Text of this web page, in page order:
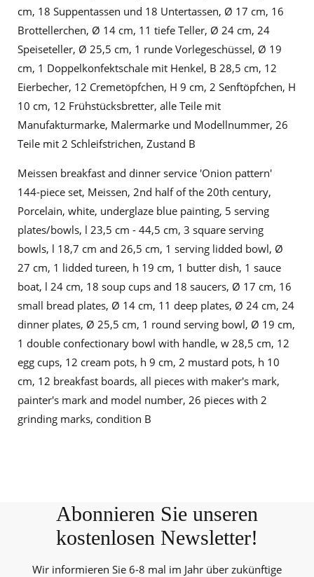
cm, 18 Suppentassen und 18 Untertassen, Ø 17 cm, 16
Brottellerchen, Ø 14 cm, 11 tiefe Teller, Ø 24 cm, 24
Speiseteller, Ø 25,5 cm, 1 runde Vorlegeschüssel, Ø 19
cm, 1 Doppelkonfektschale mit Henkel, B 28,5 cm, 12
Eierbecher, 12 Cremetöpfchen, H 9 cm, 2 Senftöpfchen, H
10 cm, 12 Frühstücksbretter, alle Teile mit
Manufakturmarke, Malermarke und Modellnummer, 26
Teile mit 2 Schleifstrichen, Zustand B
Meissen breakfast and dinner service 'Onion pattern'
144-piece set, Meissen, 2nd half of the 20th century,
Porcelain, white, underglaze blue painting, 5 serving
plates/bowls, l 23,5 cm - 44,5 cm, 3 square serving
bowls, l 18,7 cm and 26,5 cm, 1 serving lidded bowl, Ø
27 cm, 1 lidded tureen, h 19 cm, 1 butter dish, 1 sauce
boat, l 24 cm, 18 soup cups and 18 saucers, Ø 17 cm, 16
small bread plates, Ø 14 cm, 11 deep plates, Ø 24 cm, 24
dinner plates, Ø 25,5 cm, 1 round serving bowl, Ø 19 cm,
1 double confectionary bowl with handle, w 28,5 cm, 12
egg cups, 12 cream pots, h 9 cm, 2 mustard pots, h 10
cm, 12 breakfast boards, all pieces with maker's mark,
painter's mark and model number, 26 pieces with 2
grinding marks, condition B
Abonnieren Sie unseren
kostenlosen Newsletter!
Wir informieren Sie 6-8 mal im Jahr über zukünftige